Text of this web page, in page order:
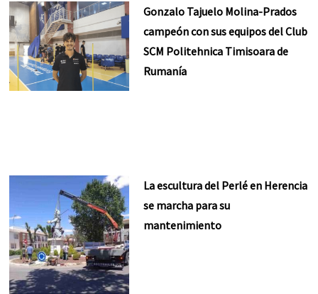
Gonzalo Tajuelo Molina-Prados
campeón con sus equipos del Club
SCM Politehnica Timisoara de
Rumanía
La escultura del Perlé en Herencia
se marcha para su
mantenimiento